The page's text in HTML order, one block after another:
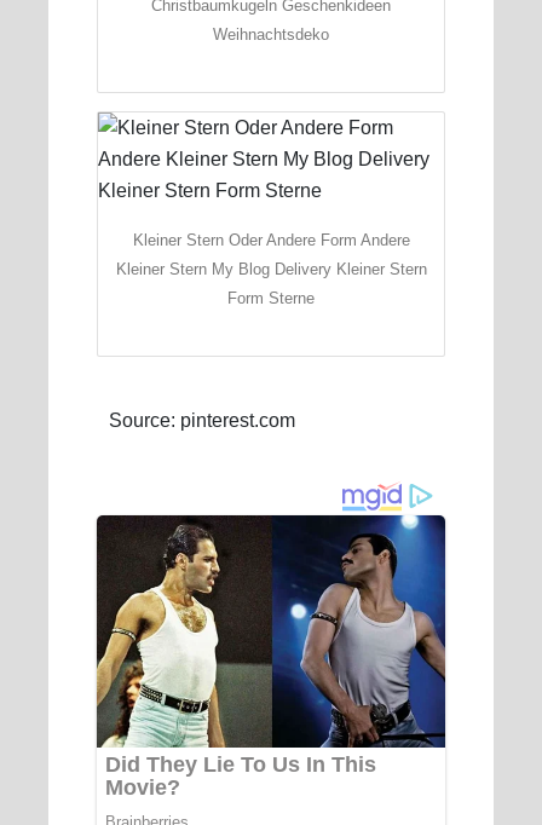
Christbaumkugeln Geschenkideen
Weihnachtsdeko
Kleiner Stern Oder Andere Form Andere
Kleiner Stern My Blog Delivery Kleiner Stern
Form Sterne
Source: pinterest.com